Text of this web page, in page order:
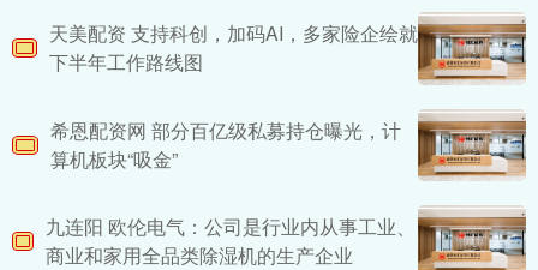
天美配资 支持科创，加码AI，多家险企绘就
下半年工作路线图
希恩配资网 部分百亿级私募持仓曝光，计
算机板块“吸金”
九连阳 欧伦电气：公司是行业内从事工业、
商业和家用全品类除湿机的生产企业